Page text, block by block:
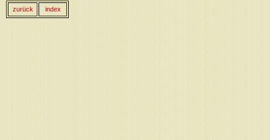
zurück index